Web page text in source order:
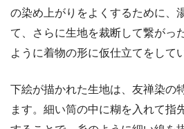
の染め上がりをよくするために、
て、さらに生地を裁断して繋がっ
ように着物の形に仮仕立てをして
下絵が描かれた生地は、友禅染の
ます。細い筒の中に糊を入れて指